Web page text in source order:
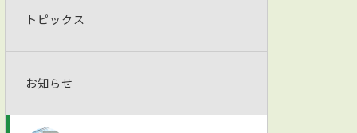
トピックス
お知らせ